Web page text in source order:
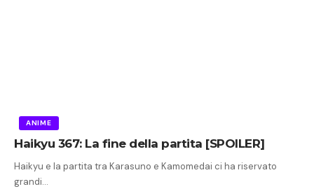
ANIME
Haikyu 367: La fine della partita [SPOILER]
Haikyu e la partita tra Karasuno e Kamomedai ci ha riservato
grandi…